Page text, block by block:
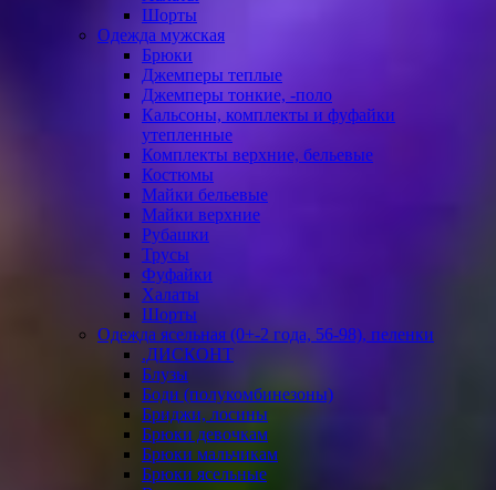
Шорты
Одежда мужская
Брюки
Джемперы теплые
Джемперы тонкие, -поло
Кальсоны, комплекты и фуфайки
утепленные
Комплекты верхние, бельевые
Костюмы
Майки бельевые
Майки верхние
Рубашки
Трусы
Фуфайки
Халаты
Шорты
Одежда ясельная (0+-2 года, 56-98), пеленки
.ДИСКОНТ
Блузы
Боди (полукомбинезоны)
Бриджи, лосины
Брюки девочкам
Брюки мальчикам
Брюки ясельные